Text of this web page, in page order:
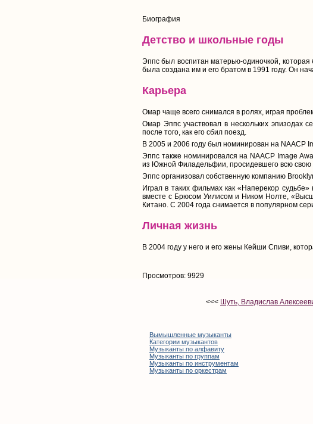
Биография
Детство и школьные годы
Эппс был воспитан матерью-одиночкой,
была создана им и его братом в 1991 году. Он
Карьера
Омар чаще всего снимался в ролях, играя
Омар Эппс участвовал в нескольких эпизодах
после того, как его сбил поезд.
В 2005 и 2006 году был номинирован на NAACP
Эппс также номинировался на NAACP Image
из Южной Филадельфии, просидевшего всю свою
Эппс организовал собственную компанию
Играл в таких фильмах как «Наперекор
вместе с Брюсом Уилисом и Ником Нолте,
Китано. С 2004 года снимается в популярном
Личная жизнь
В 2004 году у него и его жены Кейши Спиви,
Просмотров: 9929
<<< Шуть, Владислав
Вымышленные музыканты
Категории музыкантов
Музыканты по алфавиту
Музыканты по группам
Музыканты по инструментам
Музыканты по оркестрам